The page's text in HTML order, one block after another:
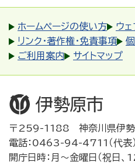
ホームページの使い方
ウ
リンク・著作権・免責事項
ご利用案内
サイトマップ
〒259-1188 神奈川県伊勢
電話：0463-94-4711（代表）
開庁日時：月～金曜日（祝日